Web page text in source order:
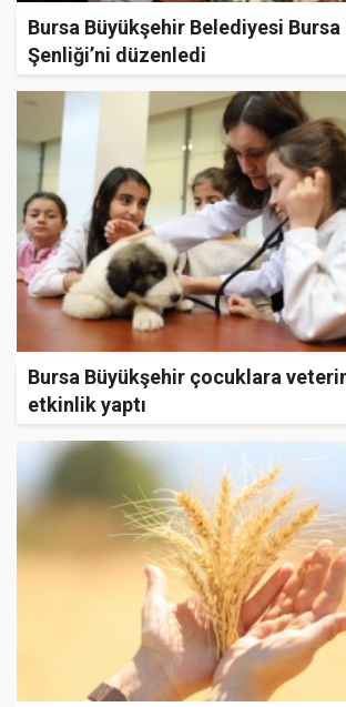
Bursa Büyükşehir Belediyesi Bursa
Şenliği’ni düzenledi
Bursa Büyükşehir çocuklara
etkinlik yaptı